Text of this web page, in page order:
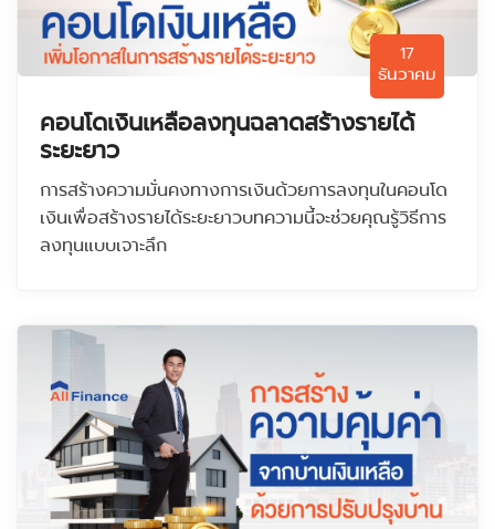
17
ธันวาคม
คอนโดเงินเหลือลงทุนฉลาดสร้างรายได้
ระยะยาว
การสร้างความมั่นคงทางการเงินด้วยการลงทุนในคอนโด
เงินเพื่อสร้างรายได้ระยะยาวบทความนี้จะช่วยคุณรู้วิธีการ
ลงทุนแบบเจาะลึก